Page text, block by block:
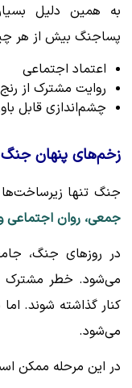
به همین دلیل
پساجنگ بیش از هر
اعتماد اجتماعی
روایت مشترک از
چشم‌اندازی قابل
زخم‌های پنهان
جنگ تنها زیرساخت‌ها
جمعی، روان اجتماعی
در روزهای جنگ،
می‌شود. خطر مشترک
کنار گذاشته شوند.
می‌شود.
در این مرحله ممکن